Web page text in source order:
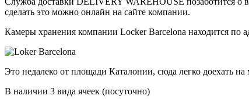
сделать это можно онлайн на сайте компании.
Камеры хранения компании Locker Barcelona находится по
Это недалеко от площади Каталонии, сюда легко доехать на
В наличии 3 вида ячеек (посуточно)